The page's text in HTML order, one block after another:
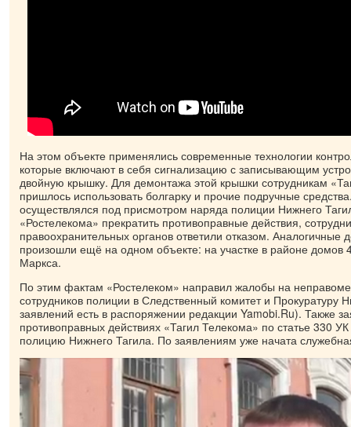
На этом объекте применялись современные технологии
которые включают в себя сигнализацию с записывающим
двойную крышку. Для демонтажа этой крышки сотрудникам
пришлось использовать болгарку и прочие подручные
осуществлялся под присмотром наряда полиции Нижнего
«Ростелекома» прекратить противоправные действия,
правоохранительных органов ответили отказом. Аналогичные
произошли ещё на одном объекте: на участке в районе домов
Маркса.
По этим фактам «Ростелеком» направил жалобы на
сотрудников полиции в Следственный комитет и Прокуратуру
заявлений есть в распоряжении редакции Yamobi.Ru). Также
противоправных действиях «Тагил Телекома» по статье 330
полицию Нижнего Тагила. По заявлениям уже начата